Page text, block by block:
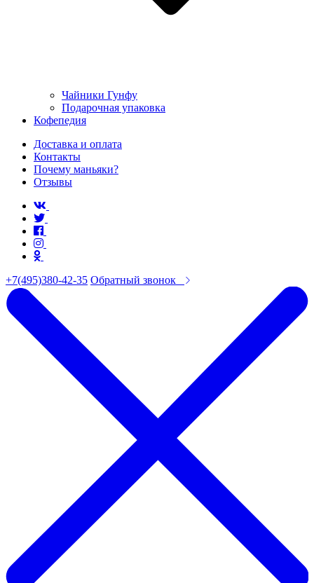
Чайники Гунфу
Подарочная упаковка
Кофепедия
Доставка и оплата
Контакты
Почему маньяки?
Отзывы
+7(495)380-42-35 Обратный звонок